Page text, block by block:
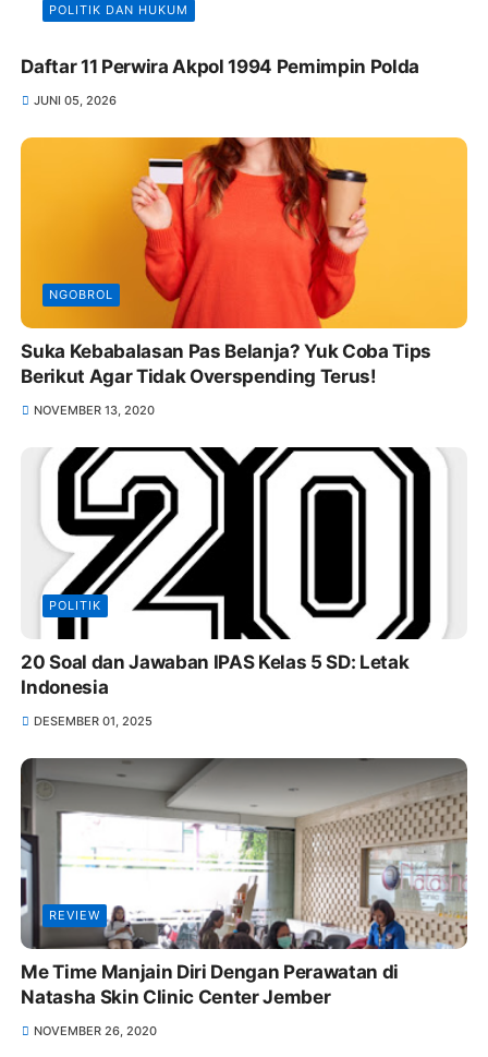
POLITIK DAN HUKUM
Daftar 11 Perwira Akpol 1994 Pemimpin Polda
JUNI 05, 2026
NGOBROL
Suka Kebabalasan Pas Belanja? Yuk Coba Tips
Berikut Agar Tidak Overspending Terus!
NOVEMBER 13, 2020
POLITIK
20 Soal dan Jawaban IPAS Kelas 5 SD: Letak
Indonesia
DESEMBER 01, 2025
REVIEW
Me Time Manjain Diri Dengan Perawatan di
Natasha Skin Clinic Center Jember
NOVEMBER 26, 2020